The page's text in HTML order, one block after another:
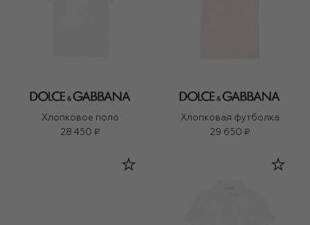
Хлопковое поло
28 450 ₽
Хлопковая футболка
29 650 ₽